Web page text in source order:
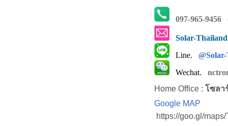
097-965-9456
Solar-
Line.
Wechat.
Home Office : โซลา
Google MAP
https://goo.gl/